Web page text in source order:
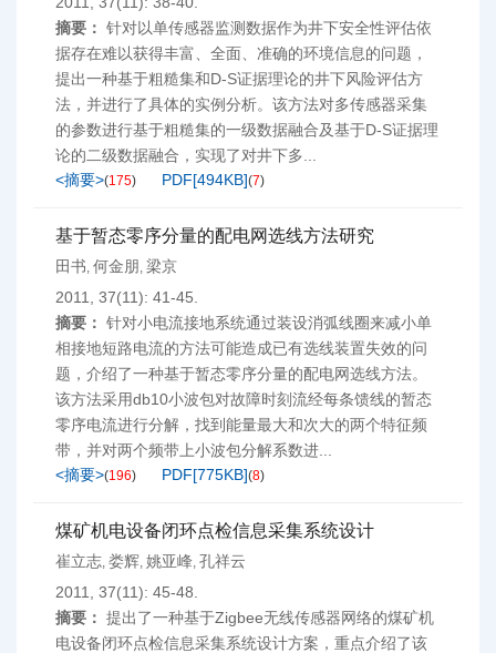
摘要： 针对以单传感器监测数据作为井下安全性评估依
据存在难以获得丰富、全面、准确的环境信息的问题，
提出一种基于粗糙集和D-S证据理论的井下风险评估方
法，并进行了具体的实例分析。该方法对多传感器采集
的参数进行基于粗糙集的一级数据融合及基于D-S证据理
论的二级数据融合，实现了对井下多...
<摘要>(175) PDF[494KB](7)
基于暂态零序分量的配电网选线方法研究
田书, 何金朋, 梁京
2011, 37(11): 41-45.
摘要： 针对小电流接地系统通过装设消弧线圈来减小单
相接地短路电流的方法可能造成已有选线装置失效的问
题，介绍了一种基于暂态零序分量的配电网选线方法。
该方法采用db10小波包对故障时刻流经每条馈线的暂态
零序电流进行分解，找到能量最大和次大的两个特征频
带，并对两个频带上小波包分解系数进...
<摘要>(196) PDF[775KB](8)
煤矿机电设备闭环点检信息采集系统设计
崔立志, 娄辉, 姚亚峰, 孔祥云
2011, 37(11): 45-48.
摘要： 提出了一种基于Zigbee无线传感器网络的煤矿机
电设备闭环点检信息采集系统设计方案，重点介绍了该